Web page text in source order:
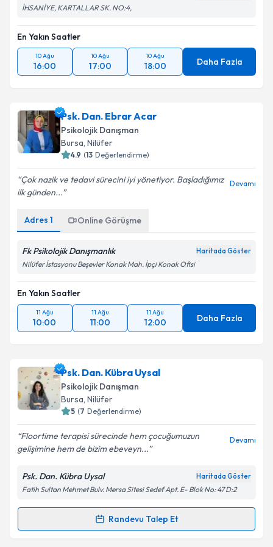
İHSANİYE, KARTALLAR SK. NO:4,
En Yakın Saatler
10 Ağu
16:00
10 Ağu
17:00
10 Ağu
18:00 Daha Fazla
Psk. Dan. Ebrar Acar
Psikolojik Danışman
Bursa, Nilüfer
4.9 (13 Değerlendirme)
Çok nazik ve tedavi sürecini iyi yönetiyor. Başladığımız
ilk günden...
Devamı
Adres 1 Online Görüşme
Fk Psikolojik Danışmanlık Haritada Göster
Nilüfer İstasyonu Beşevler Konak Mah. İpçi Konak Ofisi
En Yakın Saatler
11 Ağu
10:00
11 Ağu
11:00
11 Ağu
12:00 Daha Fazla
Psk. Dan. Kübra Uysal
Psikolojik Danışman
Bursa, Nilüfer
5 (7 Değerlendirme)
Floortime terapisi sürecinde hem çocuğumuzun
gelişimine hem de bizim ebeveyn...
Devamı
Psk. Dan. Kübra Uysal Haritada Göster
Fatih Sultan Mehmet Bulv. Mersa Sitesi Sedef Apt. E- Blok No: 47 D:2
Randevu Talep Et
Randevu Takvimi Talebi